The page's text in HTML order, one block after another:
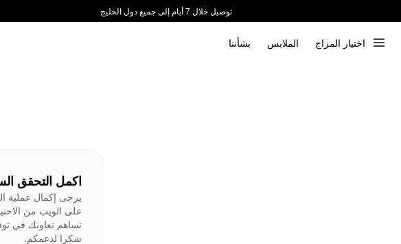
توصيل خلال 7 أيام إلى جميع دول الخليج
اختيار المزاج الملابس بشأننا
اكمل التحقق
يرجى إكمال عملية
على الويب من
تساهم تعاونك في
شكرا لدعمكم.